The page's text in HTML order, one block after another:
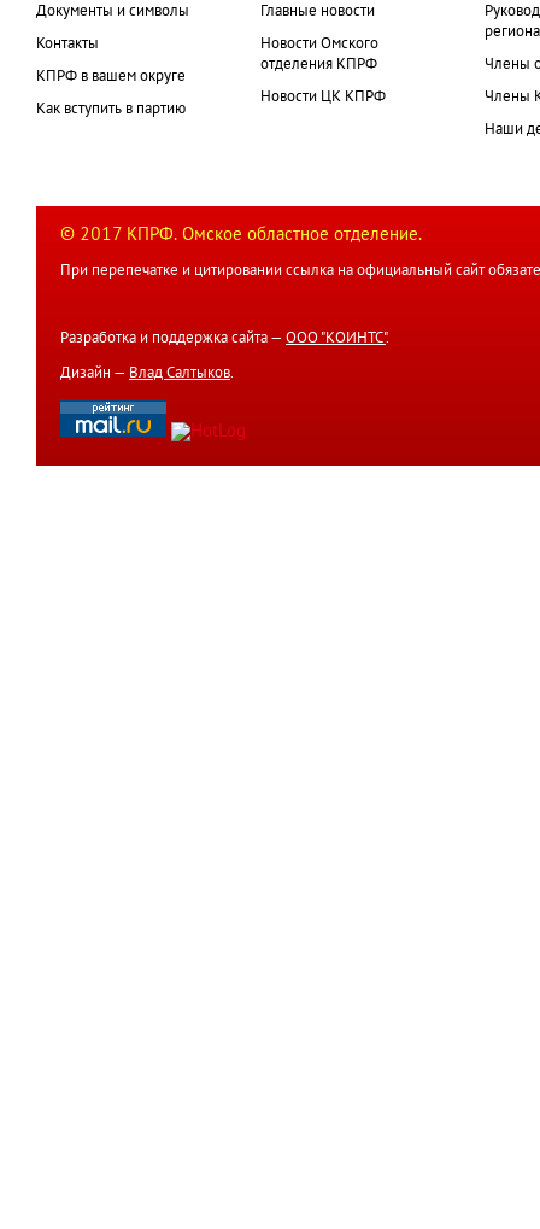
Документы и символы
Контакты
КПРФ в вашем округе
Как вступить в партию
Главные новости
Новости Омского
отделения КПРФ
Новости ЦК КПРФ
Члены
Члены
Наши
© 2017 КПРФ. Омское областное отделение.
При перепечатке и цитировании ссылка на официальный сайт
Разработка и поддержка сайта — ООО "КОИНТС".
Дизайн — Влад Салтыков.